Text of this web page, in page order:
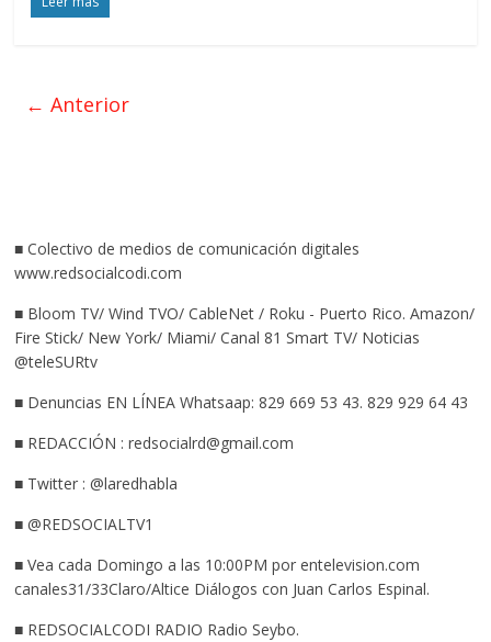
← Anterior
■ Colectivo de medios de comunicación digitales
www.redsocialcodi.com
■ Bloom TV/ Wind TVO/ CableNet / Roku - Puerto Rico. Amazon/
Fire Stick/ New York/ Miami/ Canal 81 Smart TV/ Noticias
@teleSURtv
■ Denuncias EN LÍNEA Whatsaap: 829 669 53 43. 829 929 64 43
■ REDACCIÓN : redsocialrd@gmail.com
■ Twitter : @laredhabla
■ @REDSOCIALTV1
■ Vea cada Domingo a las 10:00PM por entelevision.com
canales31/33Claro/Altice Diálogos con Juan Carlos Espinal.
■ REDSOCIALCODI RADIO Radio Seybo.